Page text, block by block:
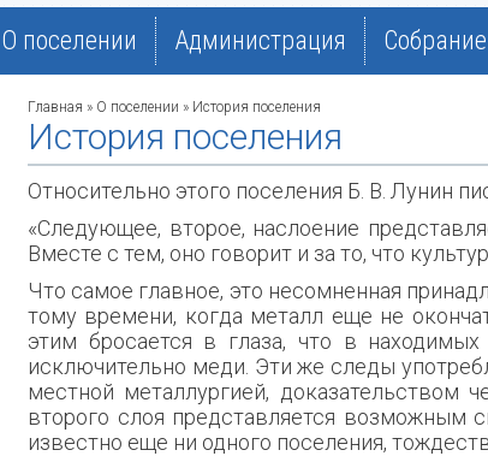
О поселении Администрация
Главная » О поселении » История поселения
История поселения
Относительно этого поселения Б. В. Лунин
«Следующее, второе, наслоение
Вместе с тем, оно говорит и за то, что
Что самое главное, это несомненная
тому времени, когда металл еще не
этим бросается в глаза, что в находимых
исключительно меди. Эти же следы
местной металлургией, доказательством
второго слоя представляется возможным
известно еще ни одного поселения,